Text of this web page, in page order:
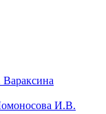
И.В.